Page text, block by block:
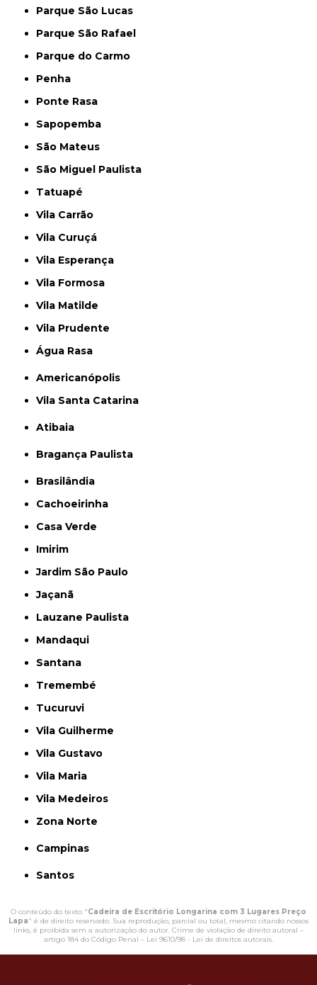
Parque São Lucas
Parque São Rafael
Parque do Carmo
Penha
Ponte Rasa
Sapopemba
São Mateus
São Miguel Paulista
Tatuapé
Vila Carrão
Vila Curuçá
Vila Esperança
Vila Formosa
Vila Matilde
Vila Prudente
Água Rasa
Americanópolis
Vila Santa Catarina
Atibaia
Bragança Paulista
Brasilândia
Cachoeirinha
Casa Verde
Imirim
Jardim São Paulo
Jaçanã
Lauzane Paulista
Mandaqui
Santana
Tremembé
Tucuruvi
Vila Guilherme
Vila Gustavo
Vila Maria
Vila Medeiros
Zona Norte
Campinas
Santos
O conteúdo do texto "Cadeira de Escritório Longarina com 3 Lugares Preço
Lapa" é de direito reservado. Sua reprodução, parcial ou total, mesmo citando nossos
links, é proibida sem a autorização do autor. Crime de violação de direito autoral –
artigo 184 do Código Penal – Lei 9610/98 - Lei de direitos autorais.